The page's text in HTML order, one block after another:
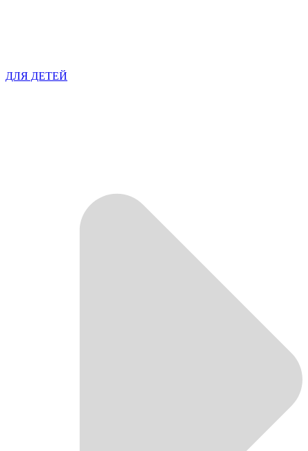
ДЛЯ ДЕТЕЙ